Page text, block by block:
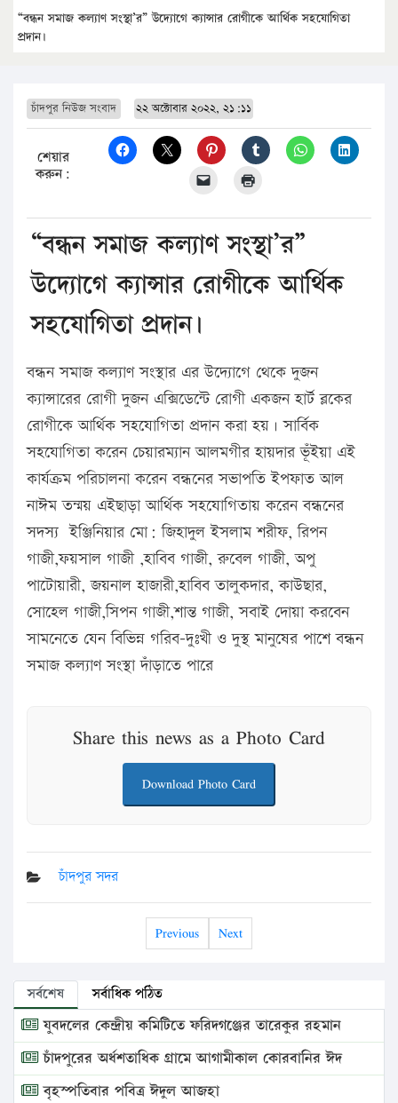
“বন্ধন সমাজ কল্যাণ সংস্থা’র” উদ্যোগে ক্যান্সার রোগীকে আর্থিক সহযোগিতা
প্রদান।
চাঁদপুর নিউজ সংবাদ ২২ অক্টোবার ২০২২, ২১:১১
শেয়ার
করুন:
“বন্ধন সমাজ কল্যাণ সংস্থা’র”
উদ্যোগে ক্যান্সার রোগীকে আর্থিক
সহযোগিতা প্রদান।
বন্ধন সমাজ কল্যাণ সংস্থার এর উদ্যোগে থেকে দুজন
ক্যান্সারের রোগী দুজন এক্সিডেন্টে রোগী একজন হার্ট ব্লকের
রোগীকে আর্থিক সহযোগিতা প্রদান করা হয়। সার্বিক
সহযোগিতা করেন চেয়ারম্যান আলমগীর হায়দার ভূঁইয়া এই
কার্যক্রম পরিচালনা করেন বন্ধনের সভাপতি ইপফাত আল
নাঈম তন্ময় এইছাড়া আর্থিক সহযোগিতায় করেন বন্ধনের
সদস্য ইঞ্জিনিয়ার মো: জিহাদুল ইসলাম শরীফ, রিপন
গাজী,ফয়সাল গাজী ,হাবিব গাজী, রুবেল গাজী, অপু
পাটোয়ারী, জয়নাল হাজারী,হাবিব তালুকদার, কাউছার,
সোহেল গাজী,সিপন গাজী,শান্ত গাজী, সবাই দোয়া করবেন
সামনেতে যেন বিভিন্ন গরিব-দুঃখী ও দুস্থ মানুষের পাশে বন্ধন
সমাজ কল্যাণ সংস্থা দাঁড়াতে পারে
Share this news as a Photo Card
Download Photo Card
চাঁদপুর সদর
Previous Next
সর্বশেষ সর্বাধিক পঠিত
যুবদলের কেন্দ্রীয় কমিটিতে ফরিদগঞ্জের তারেকুর রহমান
চাঁদপুরের অর্ধশতাধিক গ্রামে আগামীকাল কোরবানির ঈদ
বৃহস্পতিবার পবিত্র ঈদুল আজহা